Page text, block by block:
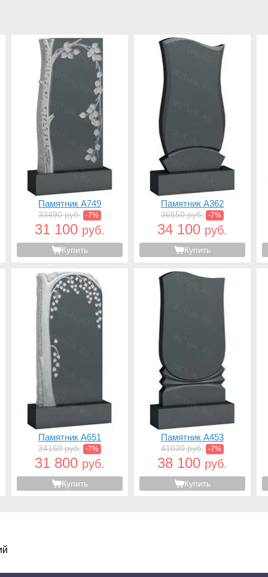
Памятник A749
33490 руб. -7%
31 100 руб.
Купить
Памятник A362
36650 руб. -7%
34 100 руб.
Купить
Памятник A651
34160 руб. -7%
31 800 руб.
Купить
Памятник A453
41030 руб. -7%
38 100 руб.
Купить